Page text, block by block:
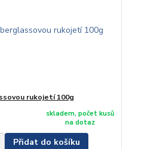
rukojetí 100g
skladem, počet kusů
na dotaz
Přidat do košíku